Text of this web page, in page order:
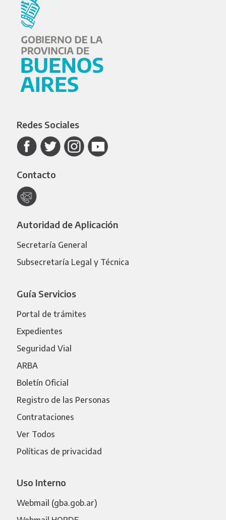
Redes Sociales
Contacto
Autoridad de Aplicación
Secretaría General
Subsecretaría Legal y Técnica
Guía Servicios
Portal de trámites
Expedientes
Seguridad Vial
ARBA
Boletín Oficial
Registro de las Personas
Contrataciones
Ver Todos
Políticas de privacidad
Uso Interno
Webmail (gba.gob.ar)